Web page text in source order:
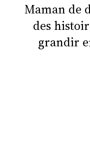
Maman de
des
grandir